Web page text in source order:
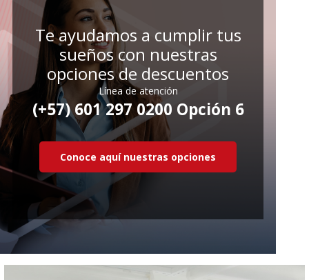
Te ayudamos a cumplir tus
sueños con nuestras
opciones de descuentos
Línea de atención
(+57) 601 297 0200 Opción 6
Conoce aquí nuestras opciones